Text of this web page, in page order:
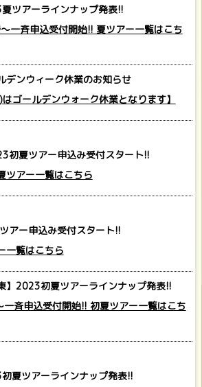
ツアーラインナップ発表!!
一斉申込受付開始!! 夏ツアー一覧はこち
デンウィーク休業のお知らせ
ゴールデンウォーク休業となります】
初夏ツアー申込み受付スタート!!
アー一覧はこちら
アー申込み受付スタート!!
覧はこちら
】2023初夏ツアーラインナップ発表!!
斉申込受付開始!! 初夏ツアー一覧はこち
夏ツアーラインナップ発表!!